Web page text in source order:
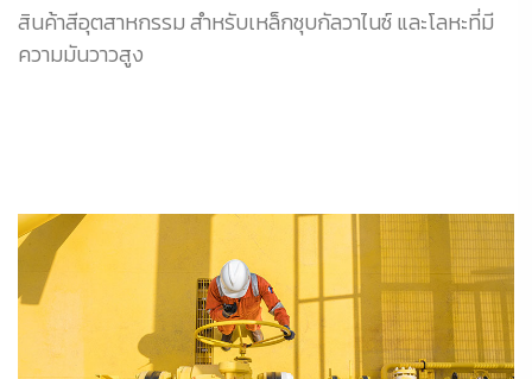
สินค้าสีอุตสาหกรรม สำหรับเหล็กชุบกัลวาไนซ์ และโลหะที่มี
ความมันวาวสูง